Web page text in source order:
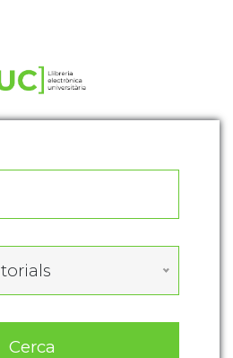
Cerca